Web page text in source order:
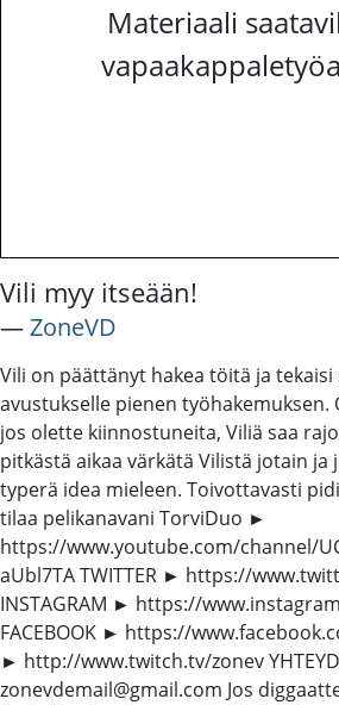
Materiaali
Vili myy itseään!
―ZoneVD
Vili on päättänyt hakea töitä ja tekaisi
avustukselle pienen työhakemuksen.
jos olette kiinnostuneita, Viliä saa
pitkästä aikaa värkätä Vilistä jotain
typerä idea mieleen. Toivottavasti
tilaa pelikanavani TorviDuo ►
https://www.youtube.com/channel/
aUbl7TA TWITTER ► https://
INSTAGRAM ► https://
FACEBOOK ► https://
► http://www.twitch.tv/zonev
zonevdemail@gmail.com Jos